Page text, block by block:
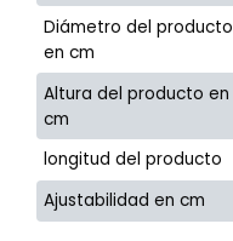
Diámetro del producto
en cm
Altura del producto en
cm
longitud del producto
Ajustabilidad en cm